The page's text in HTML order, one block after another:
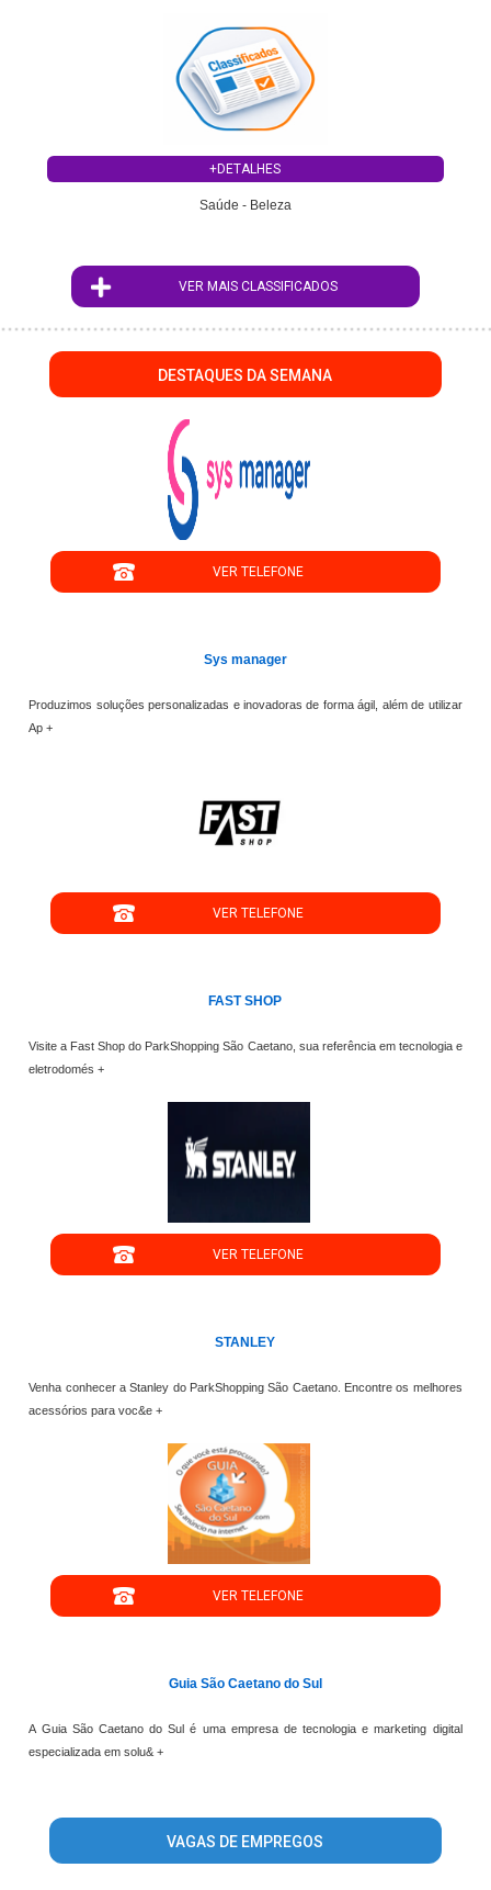
+DETALHES
Saúde - Beleza
VER MAIS CLASSIFICADOS
DESTAQUES DA SEMANA
VER TELEFONE
Sys manager
Produzimos soluções personalizadas e inovadoras de forma ágil, além de utilizar
Ap +
VER TELEFONE
FAST SHOP
Visite a Fast Shop do ParkShopping São Caetano, sua referência em tecnologia e
eletrodomés +
VER TELEFONE
STANLEY
Venha conhecer a Stanley do ParkShopping São Caetano. Encontre os melhores
acessórios para voc&e +
VER TELEFONE
Guia São Caetano do Sul
A Guia São Caetano do Sul é uma empresa de tecnologia e marketing digital
especializada em solu& +
VAGAS DE EMPREGOS